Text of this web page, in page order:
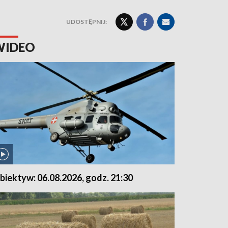
UDOSTĘPNIJ:
06.08.2026, godz. 21:30